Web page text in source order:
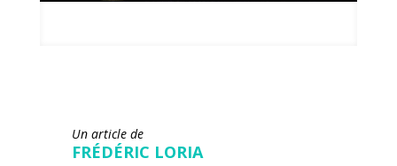
Un article de
FRÉDÉRIC LORIA